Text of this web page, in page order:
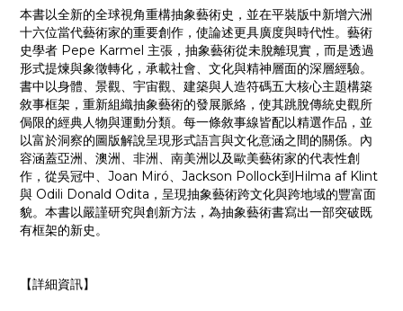
本書以全新的全球視角重構抽象藝術史，並在平裝版中新增六洲
十六位當代藝術家的重要創作，使論述更具廣度與時代性。藝術
史學者 Pepe Karmel 主張，抽象藝術從未脫離現實，而是透過
形式提煉與象徵轉化，承載社會、文化與精神層面的深層經驗。
書中以身體、景觀、宇宙觀、建築與人造符碼五大核心主題構築
敘事框架，重新組織抽象藝術的發展脈絡，使其跳脫傳統史觀所
侷限的經典人物與運動分類。每一條敘事線皆配以精選作品，並
以富於洞察的圖版解說呈現形式語言與文化意涵之間的關係。內
容涵蓋亞洲、澳洲、非洲、南美洲以及歐美藝術家的代表性創
作，從吳冠中、Joan Miró、Jackson Pollock到Hilma af Klint
與 Odili Donald Odita，呈現抽象藝術跨文化與跨地域的豐富面
貌。本書以嚴謹研究與創新方法，為抽象藝術書寫出一部突破既
有框架的新史。
【詳細資訊】